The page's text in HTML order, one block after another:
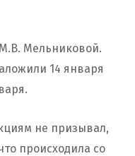
Мельниковой.
14 января
не призывал,
происходила со